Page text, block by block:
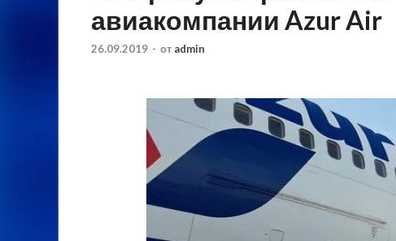
авиакомпании Azur Air
26.09.2019 - от admin